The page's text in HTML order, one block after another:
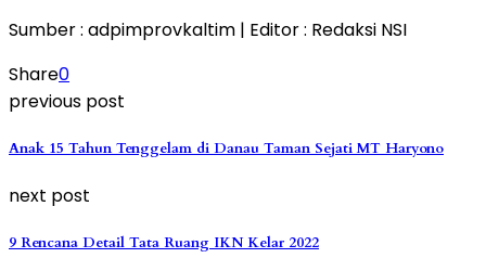
Sumber : adpimprovkaltim | Editor : Redaksi NSI
Share0
previous post
Anak 15 Tahun Tenggelam di Danau Taman Sejati MT Haryono
next post
9 Rencana Detail Tata Ruang IKN Kelar 2022